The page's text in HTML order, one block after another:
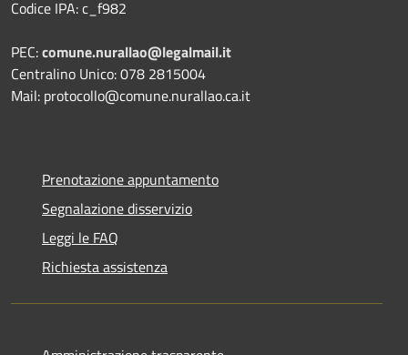
Codice IPA: c_f982
PEC:comune.nurallao@legalmail.it
Centralino Unico: 078 2815004
Mail: protocollo@comune.nurallao.ca.it
Prenotazione appuntamento
Segnalazione disservizio
Leggi le FAQ
Richiesta assistenza